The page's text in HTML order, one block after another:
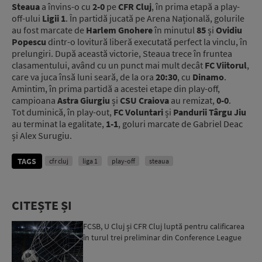
Steaua a învins-o cu 2-0 pe CFR Cluj, în prima etapă a play-
off-ului Ligii 1. În partidă jucată pe Arena Națională, golurile
au fost marcate de Harlem Gnohereîn minutul85 și Ovidiu
Popescu dintr-o lovitură liberă executată perfect la vinclu, în
prelungiri. După această victorie, Steaua trece în fruntea
clasamentului, având cu un punct mai mult decât FC Viitorul,
care va juca însă luni seară, de la ora 20:30, cu Dinamo.
Amintim, în prima partidă a acestei etape din play-off,
campioana Astra Giurgiu și CSU Craiova au remizat, 0-0.
Tot duminică, în play-out, FC Voluntari și Pandurii Târgu Jiu
au terminat la egalitate, 1-1, goluri marcate de Gabriel Deac
și Alex Surugiu.
TAGS cfr cluj liga 1 play-off steaua
CITEȘTE ȘI
FCSB, U Cluj și CFR Cluj luptă pentru calificarea
în turul trei preliminar din Conference League